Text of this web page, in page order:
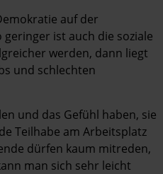
auf der
ist auch die soziale
werden, dann liegt
und schlechten
und das Gefühl haben, sie
Teilhabe am Arbeitsplatz
dürfen kaum mitreden,
man sich sehr leicht